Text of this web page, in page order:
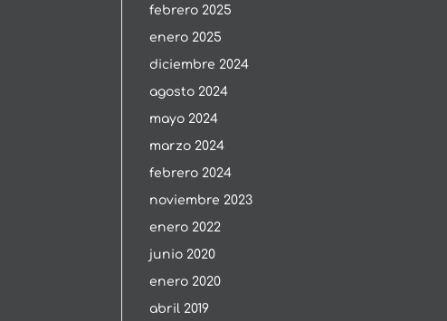
febrero 2025
enero 2025
diciembre 2024
agosto 2024
mayo 2024
marzo 2024
febrero 2024
noviembre 2023
enero 2022
junio 2020
enero 2020
abril 2019